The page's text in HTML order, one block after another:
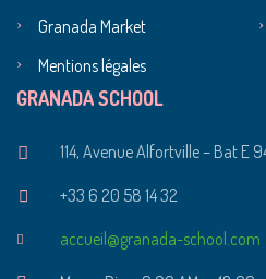
Granada Market
Mentions légales
GRANADA SCHOOL
114, Avenue Alfortville – Bat E
+33 6 20 58 14 32
accueil@granada-school.com